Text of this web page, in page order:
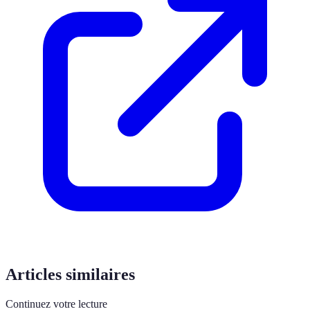
Articles similaires
Continuez votre lecture